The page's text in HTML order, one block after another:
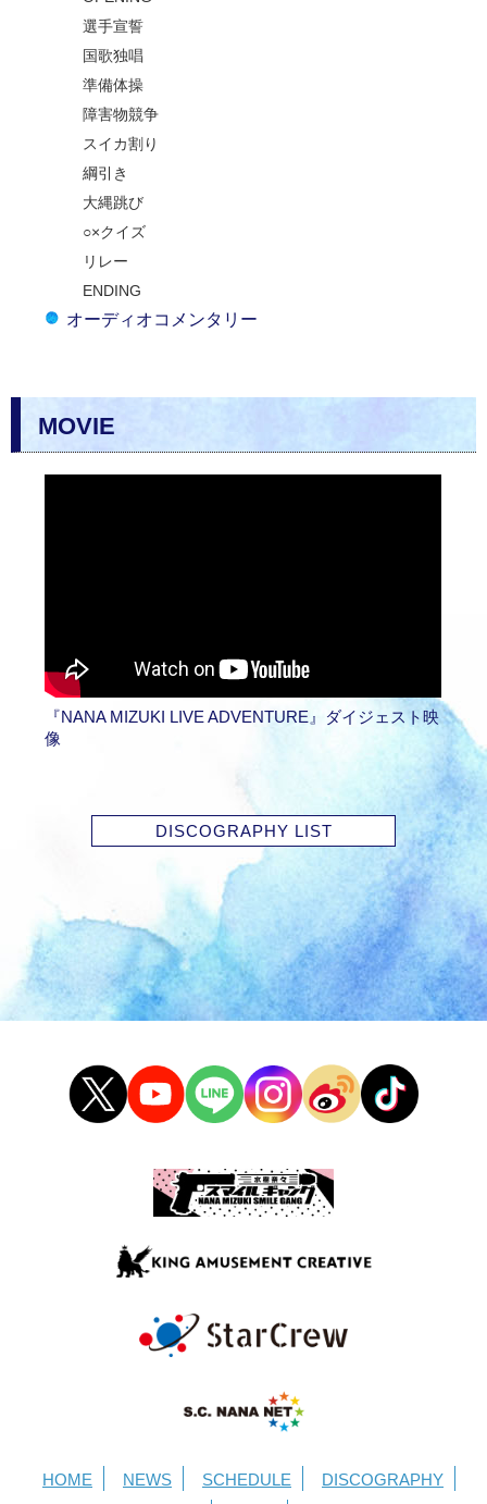
選手宣誓
国歌独唱
準備体操
障害物競争
スイカ割り
綱引き
大縄跳び
○×クイズ
リレー
ENDING
オーディオコメンタリー
MOVIE
『NANA MIZUKI LIVE ADVENTURE』ダイジェスト映
像
DISCOGRAPHY LIST
HOME NEWS SCHEDULE DISCOGRAPHY